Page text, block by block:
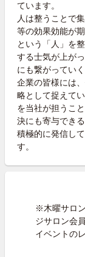
ています。
人は整うことで
等の効果効能が
という「人」を
する士気が上が
にも繋がってい
企業の皆様には
略として捉えて
を当社が担うこ
決にも寄与でき
積極的に発信し
す。
※木曜サロ
ジサロン会
イベントの